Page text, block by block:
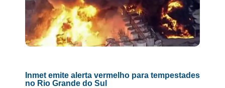
Inmet emite alerta vermelho para tempestades
no Rio Grande do Sul